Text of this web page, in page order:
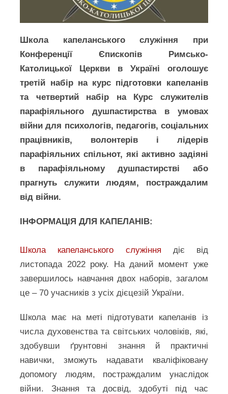
Школа капеланського служіння при
Конференції Єпископів Римсько-
Католицької Церкви в Україні оголошує
третій набір на курс підготовки капеланів
та четвертий набір на Курс служителів
парафіяльного душпастирства в умовах
війни для психологів, педагогів, соціальних
працівників, волонтерів і лідерів
парафіяльних спільнот, які активно задіяні
в парафіяльному душпастирстві або
прагнуть служити людям, постраждалим
від війни.
ІНФОРМАЦІЯ ДЛЯ КАПЕЛАНІВ:
Школа капеланського служіння діє від
листопада 2022 року. На даний момент уже
завершилось навчання двох наборів, загалом
це – 70 учасників з усіх дієцезій України.
Школа має на меті підготувати капеланів із
числа духовенства та світських чоловіків, які,
здобувши ґрунтовні знання й практичні
навички, зможуть надавати кваліфіковану
допомогу людям, постраждалим унаслідок
війни. Знання та досвід, здобуті під час